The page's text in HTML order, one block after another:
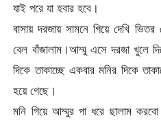
যাই পরে যা হবার হবে।
বাসায় দরজায় সামনে গিয়ে দেখি
বেল বাঁজালাম।আম্মু এসে দরজা খুলে
দিকে তাকাচ্ছে একবার মনির দিকে
হয়ে গেছে।
মনি গিয়ে আম্মুর পা ধরে ছালাম